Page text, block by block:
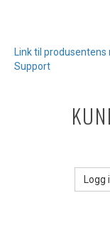
Link til produsentens
Support